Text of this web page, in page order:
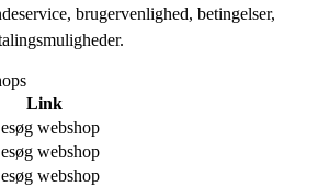
brugervenlighed, betingelser,
Link
webshop
webshop
webshop